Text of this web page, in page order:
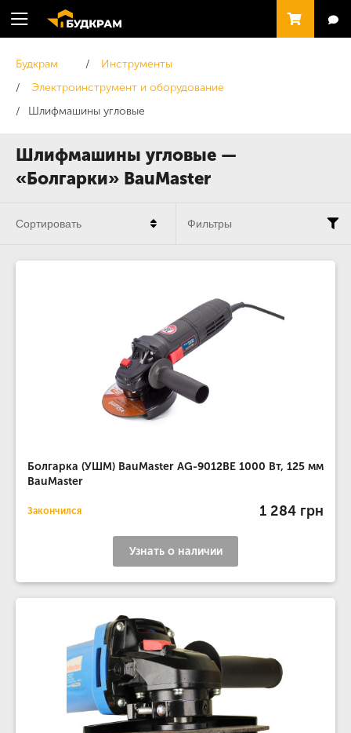
Шлифмашины угловые —
«Болгарки» BauMaster
Будкрам
Инструменты
Электроинструмент и оборудование
Шлифмашины угловые
Болгарка (УШМ) BauMaster AG-9012BE 1000 Вт, 125 мм
BauMaster
Закончился 1 284 грн
Узнать о наличии
Сортировать Фильтры